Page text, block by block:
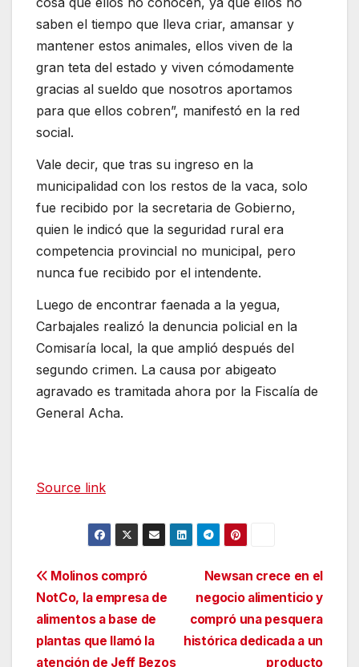
saben el tiempo que lleva criar, amansar y
mantener estos animales, ellos viven de la
gran teta del estado y viven cómodamente
gracias al sueldo que nosotros aportamos
para que ellos cobren”, manifestó en la red
social.
Vale decir, que tras su ingreso en la
municipalidad con los restos de la vaca, solo
fue recibido por la secretaria de Gobierno,
quien le indicó que la seguridad rural era
competencia provincial no municipal, pero
nunca fue recibido por el intendente.
Luego de encontrar faenada a la yegua,
Carbajales realizó la denuncia policial en la
Comisaría local, la que amplió después del
segundo crimen. La causa por abigeato
agravado es tramitada ahora por la Fiscalía de
General Acha.
Source link
Navegación
de
entradas
Newsan crece en el
negocio alimenticio y
compró una pesquera
histórica dedicada a un
producto
Molinos compró
NotCo, la empresa de
alimentos a base de
plantas que llamó la
atención de Jeff Bezos